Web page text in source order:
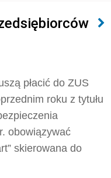
płacić do ZUS
roku z tytułu
obowiązywać
skierowana do